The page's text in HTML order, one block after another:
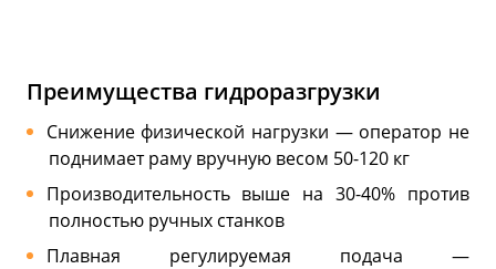
Преимущества гидроразгрузки
Снижение физической нагрузки — оператор не
поднимает раму вручную весом 50-120 кг
Производительность выше на 30-40% против
полностью ручных станков
Плавная регулируемая подача —